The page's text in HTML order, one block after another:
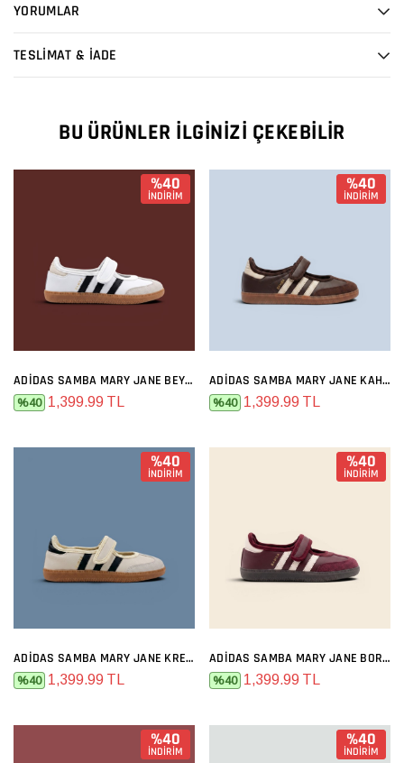
YORUMLAR
TESLİMAT & İADE
BU ÜRÜNLER İLGINIZI ÇEKEBILIR
%40
İNDİRİM
ADIDAS SAMBA MARY JANE BEYAZ SIYAH
%40 1,399.99 TL
%40
İNDİRİM
ADIDAS SAMBA MARY JANE KAHVE
%40 1,399.99 TL
%40
İNDİRİM
ADIDAS SAMBA MARY JANE KREM SIYAH
%40 1,399.99 TL
%40
İNDİRİM
ADIDAS SAMBA MARY JANE BORDO
%40 1,399.99 TL
%40
İNDİRİM
%40
İNDİRİM